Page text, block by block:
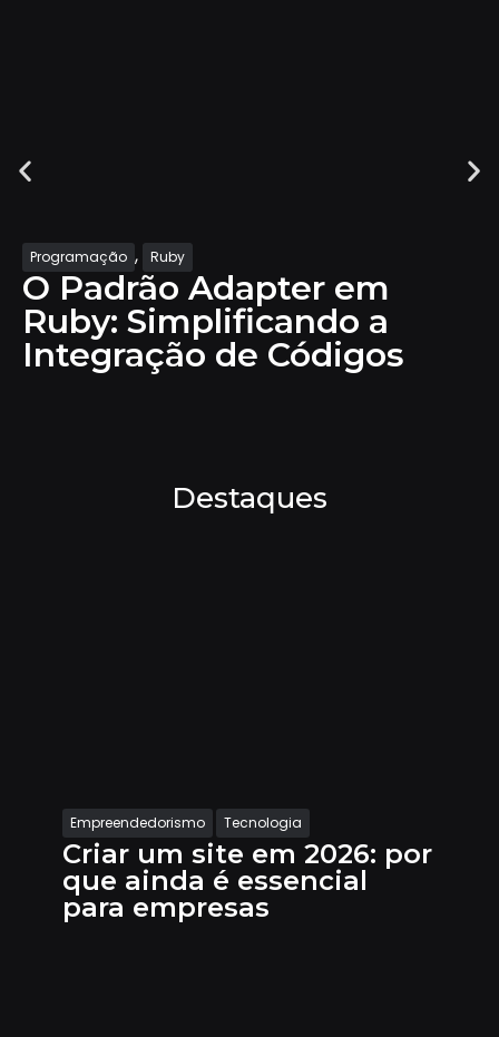
Hospedagem
Quando e por que
a hospedagem do
Destaques
Empreendedorismo Tecnologia
Criar um site em 2026: por
que ainda é essencial
para empresas